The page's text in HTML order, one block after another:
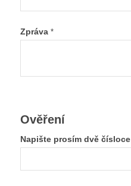
Zpráva *
Ověření
Napište prosím dvě čísloce